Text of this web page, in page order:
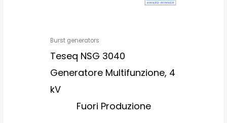
Burst generators
Teseq NSG 3040
Generatore Multifunzione, 4
kV
Fuori Produzione